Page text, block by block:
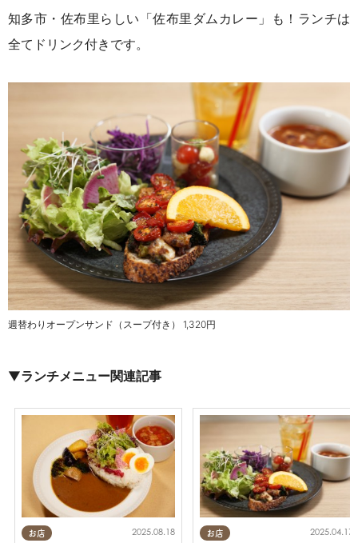
知多市・佐布里らしい 「佐布里ダムカレー」も！ ランチは
全てドリンク付きです。
週替わりオープンサンド（スープ付き） 1,320円
▼ランチメニュー関連記事
お店 2025.08.18 お店 2025.04.17